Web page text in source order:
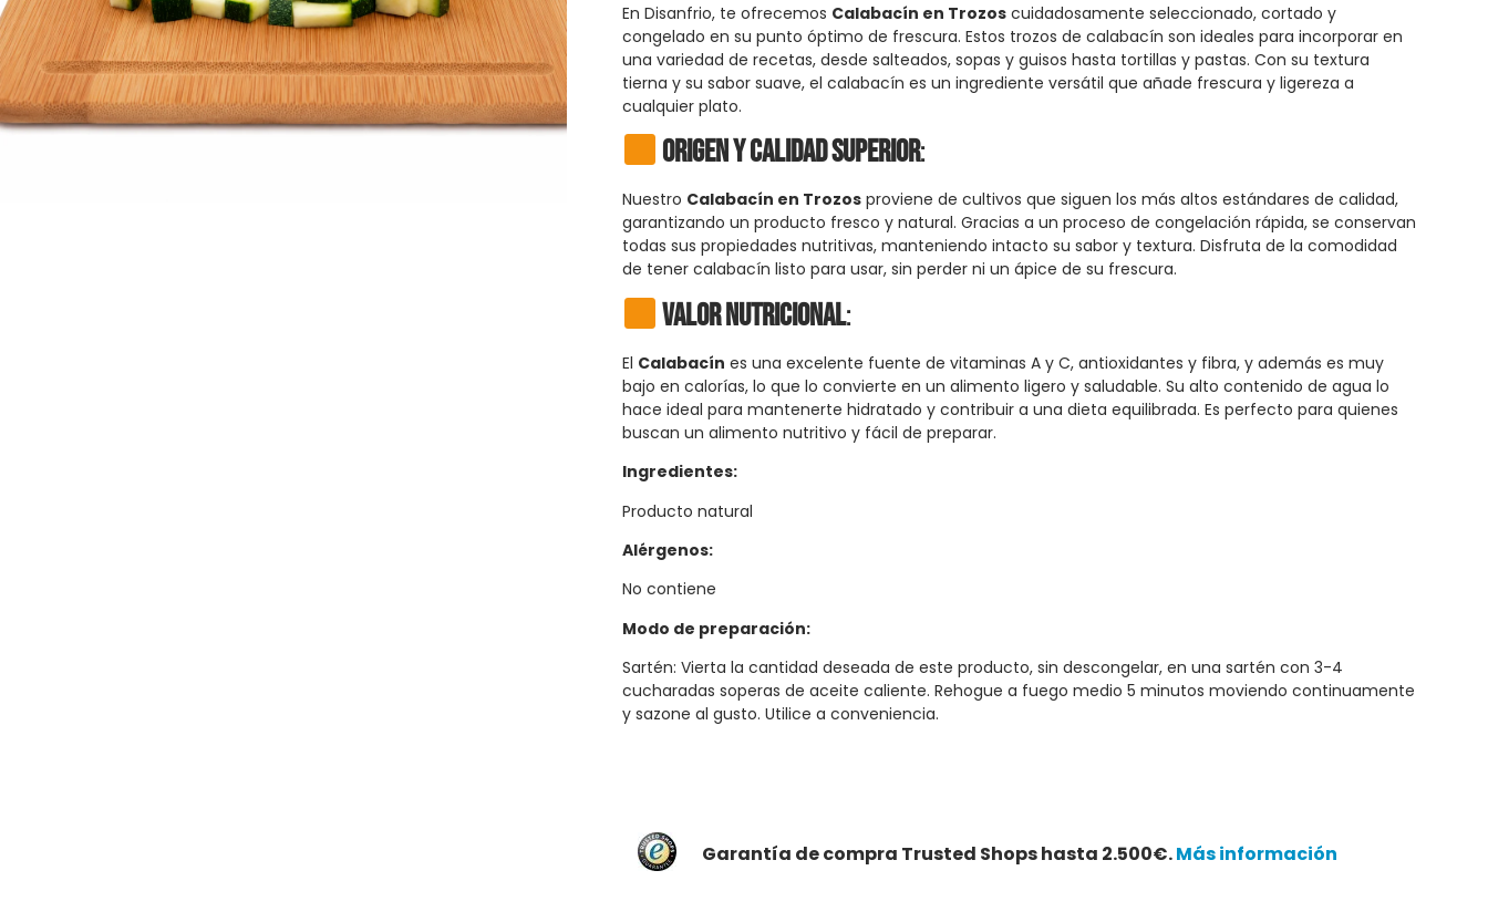
En Disanfrio, te ofrecemos Calabacín en Trozos cuidadosamente seleccionado, cortado y
congelado en su punto óptimo de frescura. Estos trozos de calabacín son ideales para incorporar en
una variedad de recetas, desde salteados, sopas y guisos hasta tortillas y pastas. Con su textura
tierna y su sabor suave, el calabacín es un ingrediente versátil que añade frescura y ligereza a
cualquier plato.
Origen y calidad superior:
Nuestro Calabacín en Trozos proviene de cultivos que siguen los más altos estándares de calidad,
garantizando un producto fresco y natural. Gracias a un proceso de congelación rápida, se conservan
todas sus propiedades nutritivas, manteniendo intacto su sabor y textura. Disfruta de la comodidad
de tener calabacín listo para usar, sin perder ni un ápice de su frescura.
Valor Nutricional:
El Calabacín es una excelente fuente de vitaminas A y C, antioxidantes y fibra, y además es muy
bajo en calorías, lo que lo convierte en un alimento ligero y saludable. Su alto contenido de agua lo
hace ideal para mantenerte hidratado y contribuir a una dieta equilibrada. Es perfecto para quienes
buscan un alimento nutritivo y fácil de preparar.
Ingredientes:
Producto natural
Alérgenos:
No contiene
Modo de preparación:
Sartén: Vierta la cantidad deseada de este producto, sin descongelar, en una sartén con 3-4
cucharadas soperas de aceite caliente. Rehogue a fuego medio 5 minutos moviendo continuamente
y sazone al gusto. Utilice a conveniencia.
Garantía de compra Trusted Shops hasta 2.500€.Más información